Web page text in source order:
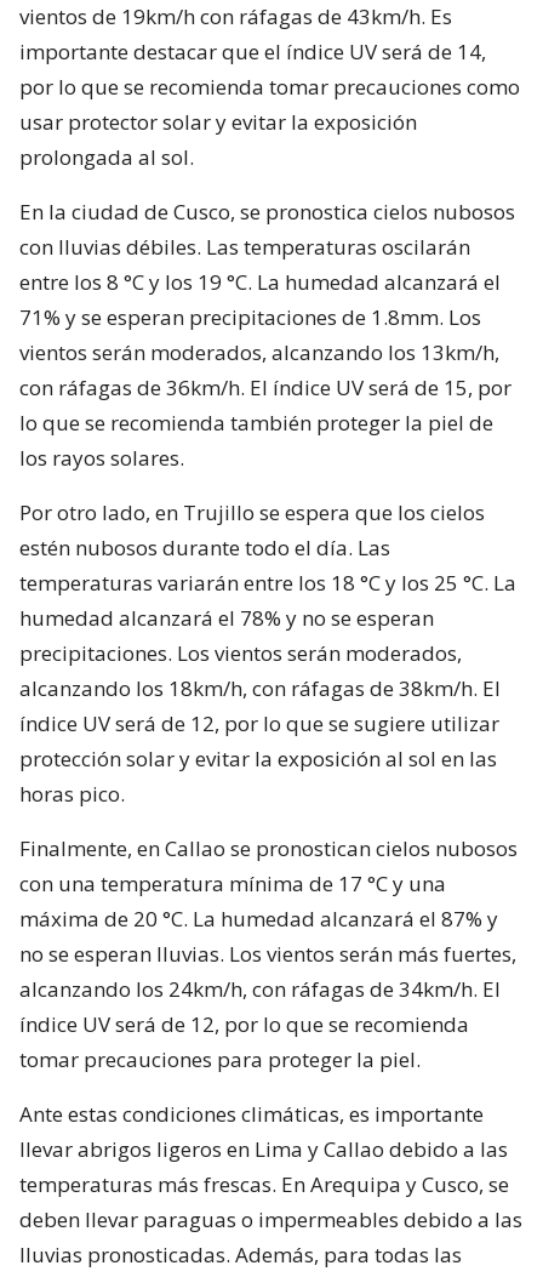
vientos de 19km/h con ráfagas de 43km/h. Es
importante destacar que el índice UV será de 14,
por lo que se recomienda tomar precauciones como
usar protector solar y evitar la exposición
prolongada al sol.
En la ciudad de Cusco, se pronostica cielos nubosos
con lluvias débiles. Las temperaturas oscilarán
entre los 8 °C y los 19 °C. La humedad alcanzará el
71% y se esperan precipitaciones de 1.8mm. Los
vientos serán moderados, alcanzando los 13km/h,
con ráfagas de 36km/h. El índice UV será de 15, por
lo que se recomienda también proteger la piel de
los rayos solares.
Por otro lado, en Trujillo se espera que los cielos
estén nubosos durante todo el día. Las
temperaturas variarán entre los 18 °C y los 25 °C. La
humedad alcanzará el 78% y no se esperan
precipitaciones. Los vientos serán moderados,
alcanzando los 18km/h, con ráfagas de 38km/h. El
índice UV será de 12, por lo que se sugiere utilizar
protección solar y evitar la exposición al sol en las
horas pico.
Finalmente, en Callao se pronostican cielos nubosos
con una temperatura mínima de 17 °C y una
máxima de 20 °C. La humedad alcanzará el 87% y
no se esperan lluvias. Los vientos serán más fuertes,
alcanzando los 24km/h, con ráfagas de 34km/h. El
índice UV será de 12, por lo que se recomienda
tomar precauciones para proteger la piel.
Ante estas condiciones climáticas, es importante
llevar abrigos ligeros en Lima y Callao debido a las
temperaturas más frescas. En Arequipa y Cusco, se
deben llevar paraguas o impermeables debido a las
lluvias pronosticadas. Además, para todas las